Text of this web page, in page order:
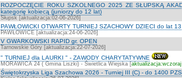
ROZPOCZĘCIE ROKU SZKOLNEGO 2025 ZE SŁUPSKĄ
kategorię kobiecą (juniorzy do 12 lat)
Słupsk [aktualizacja:02-06-2026]
PAWŁOWICKI OTWARTY TURNIEJ SZACHOWY DZIECI do lat
PAWŁOWICE [aktualizacja:24-06-2026]
V GWARKOWSKI RAPID gr. OPEN
Tarnowskie Góry [aktualizacja:22-07-2026]
" TURNIEJ dla LAURKI " - ZAWODY CHARYTATYWNE
MORAWICA 24 ( Gmina Liszki) - Świetlica Wiejska [aktualizacja:wczoraj
Świętokrzyska Liga Szachowa 2026 - Turniej III (C) - do 1400